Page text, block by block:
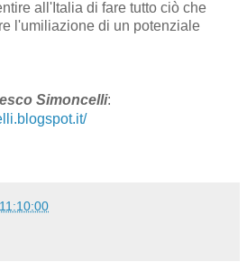
all'Italia di fare tutto ciò che
l'umiliazione di un potenziale
Simoncelli:
11:10:00